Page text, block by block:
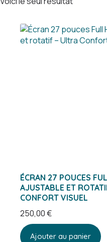
ÉCRAN 27 POUCES
AJUSTABLE ET
CONFORT VISUEL
250,00€
Ajouter au panier